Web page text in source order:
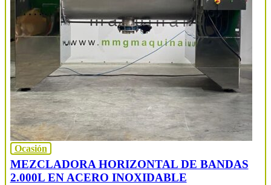
Ocasión
MEZCLADORA HORIZONTAL DE BANDAS
2.000L EN ACERO INOXIDABLE